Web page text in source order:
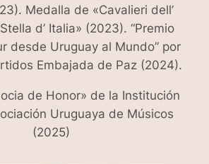
Medalla de «Cavalieri dell’
d’ Italia» (2023). “Premio
desde Uruguay al Mundo” por
Embajada de Paz (2024).
de Honor» de la Institución
Uruguaya de Músicos
(2025)